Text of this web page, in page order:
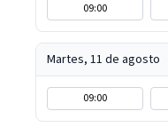
09:00
Martes, 11 de agosto
09:00